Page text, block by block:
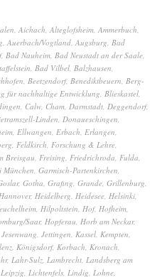
, Aichach, Alteglofsheim, Ammerbuch,
, Auerbach/Vogtland, Augsburg, Bad
, Bad Nauheim, Bad Neustadt an der Saale,
, Bad Vilbel, Balzhausen,
, Beetzendorf, Benediktbeuern, Berg-
für nachhaltige Entwicklung, Blieskastel,
, Calw, Cham, Darmstadt, Deggendorf,
Linden, Donaueschingen,
, Ellwangen, Erbach, Erlangen,
, Feldkirch, Forschung & Lehre,
Breisgau, Freising, Friedrichroda, Fulda,
München, Garmisch-Partenkirchen,
, Gotha, Grafing, Grande, Grillenburg,
, Heidelberg, Heidesee, Helsinki,
, Hilpoltstein, Hof, Hofheim,
Saar, Hopferau, Horb am Neckar,
Jesenwang, Jettingen, Kassel, Kempten,
, Königsdorf, Korbach, Kronach,
, Lahr-Sulz, Lambrecht, Landsberg am
Leipzig, Lichtenfels, Lindig, Lohne,